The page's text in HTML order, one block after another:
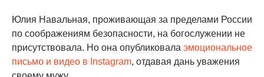
Юлия Навальная, проживающая за пределами России
по соображениям безопасности, на богослужении не
присутствовала. Но она опубликовала эмоциональное
письмо и видео в Instagram, отдавая дань уважения